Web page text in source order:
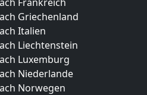
Griechenland
Italien
Liechtenstein
Luxemburg
Niederlande
Norwegen